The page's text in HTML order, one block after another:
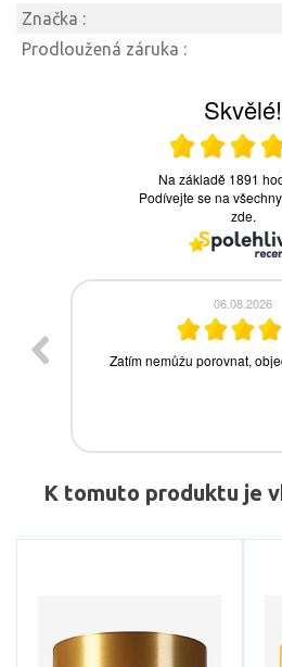
Značka :
Prodloužená záruka :
K tomuto produktu je